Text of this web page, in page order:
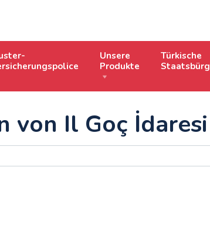
Unsere
Produkte
Türkische
von Il Goç İdaresi